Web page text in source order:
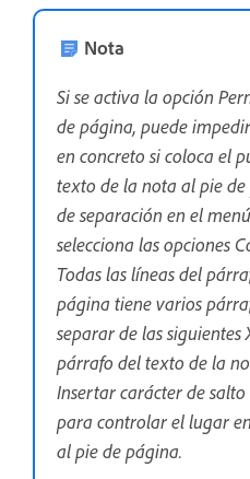
Nota
Si se activa la opción
de página, puede
en concreto si coloca el
texto de la nota al pie
de separación en el
selecciona las opciones
Todas las líneas del
página tiene varios
separar de las
párrafo del texto de la
Insertar carácter de
para controlar el lugar
al pie de página.